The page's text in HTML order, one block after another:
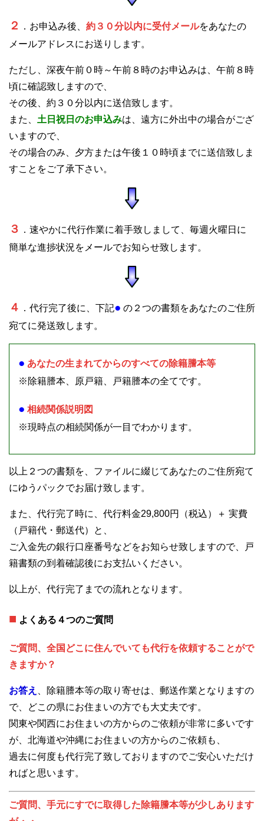
２ ．お申込み後、 約３０分以内に受付メールをあなたの
メールアドレスにお送りします。
ただし、深夜午前０時～午前８時のお申込みは、午前８時
頃に確認致しますので、
その後、約３０分以内に送信致します。
また、 土日祝日のお申込みは、遠方に外出中の場合がござ
いますので、
その場合のみ、夕方または午後１０時頃までに送信致しま
すことをご了承下さい。
３ ．速やかに代行作業に着手致しまして、毎週火曜日に
簡単な進捗状況をメールでお知らせ致します。
４ ．代行完了後に、下記● の２つの書類をあなたのご住所
宛てに発送致します。
● あなたの生まれてからのすべての除籍謄本等
※除籍謄本、原戸籍、戸籍謄本の全てです。
● 相続関係説明図
※現時点の相続関係が一目でわかります。
以上２つの書類を、ファイルに綴じてあなたのご住所宛て
にゆうパックでお届け致します。
また、代行完了時に、代行料金29,800円（税込）＋ 実費
（戸籍代・郵送代）と、
ご入金先の銀行口座番号などをお知らせ致しますので、戸
籍書類の到着確認後にお支払いください。
以上が、代行完了までの流れとなります。
■ よくある４つのご質問
ご質問、全国どこに住んでいても代行を依頼することがで
きますか？
お答え
、除籍謄本等の取り寄せは、郵送作業となりますの
で、どこの県にお住まいの方でも大丈夫です。
関東や関西にお住まいの方からのご依頼が非常に多いです
が、北海道や沖縄にお住まいの方からのご依頼も、
過去に何度も代行完了致しておりますのでご安心いただけ
ればと思います。
ご質問、手元にすでに取得した除籍謄本等が少しあります